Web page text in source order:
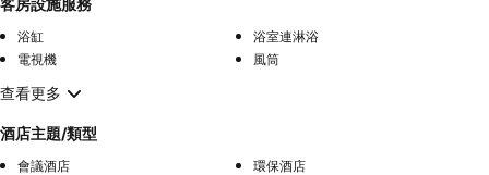
浴缸
浴室連淋浴
電視機
風筒
查看更多
酒店主題/類型
會議酒店 環保酒店